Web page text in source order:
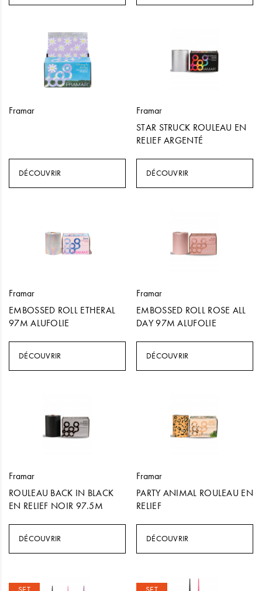
Framar
DÉCOUVRIR
Framar
STAR STRUCK ROULEAU EN
RELIEF ARGENTÉ
DÉCOUVRIR
Framar
EMBOSSED ROLL ETHERAL
97M ALUFOLIE
DÉCOUVRIR
Framar
EMBOSSED ROLL ROSE ALL
DAY 97M ALUFOLIE
DÉCOUVRIR
Framar
ROULEAU BACK IN BLACK
EN RELIEF NOIR 97.5M
DÉCOUVRIR
Framar
PARTY ANIMAL ROULEAU EN
RELIEF
DÉCOUVRIR